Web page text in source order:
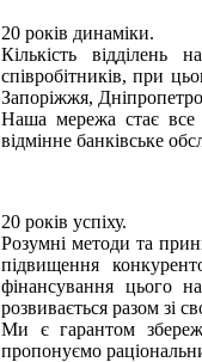
20 років динаміки.
Кількість відділень
співробітників, при
Запоріжжя,
Наша мережа стає все
відмінне банківське
20 років успіху.
Розумні методи та
підвищення
фінансування цього
розвивається разом зі
Ми є гарантом
пропонуємо